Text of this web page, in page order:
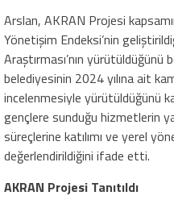
Arslan, AKRAN Projesi
Yönetişim Endeksi’nin
Araştırması’nın
belediyesinin 2024 yılına ait
incelenmesiyle yürütüldüğünü
gençlere sunduğu hizmetlerin
süreçlerine katılımı ve yerel
değerlendirildiğini ifade etti.
AKRAN Projesi Tanıtıldı